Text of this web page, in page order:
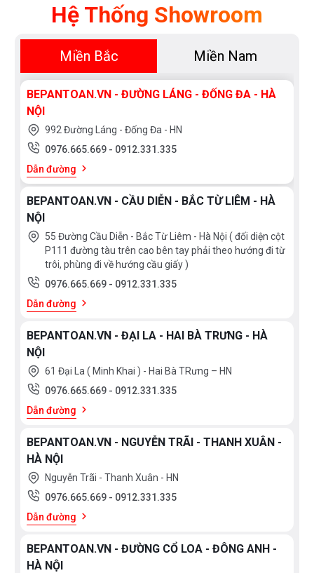
Hệ Thống Showroom
Miền Bắc Miền Nam
BEPANTOAN.VN - ĐƯỜNG LÁNG - ĐỐNG ĐA - HÀ
NỘI
992 Đường Láng - Đống Đa - HN
0976.665.669 - 0912.331.335
Dẫn đường
BEPANTOAN.VN - CẦU DIỄN - BẮC TỪ LIÊM - HÀ
NỘI
55 Đường Cầu Diễn - Bắc Từ Liêm - Hà Nội ( đối diện cột
P111 đường tàu trên cao bên tay phải theo hướng đi từ
trôi, phùng đi về hướng cầu giấy )
0976.665.669 - 0912.331.335
Dẫn đường
BEPANTOAN.VN - ĐẠI LA - HAI BÀ TRƯNG - HÀ
NỘI
61 Đại La ( Minh Khai ) - Hai Bà TRưng – HN
0976.665.669 - 0912.331.335
Dẫn đường
BEPANTOAN.VN - NGUYỄN TRÃI - THANH XUÂN -
HÀ NỘI
Nguyễn Trãi - Thanh Xuân - HN
0976.665.669 - 0912.331.335
Dẫn đường
BEPANTOAN.VN - ĐƯỜNG CỔ LOA - ĐÔNG ANH -
HÀ NỘI